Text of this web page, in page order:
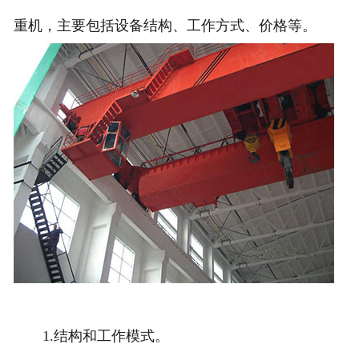
重机，主要包括设备结构、工作方式、价格等。
1.结构和工作模式。